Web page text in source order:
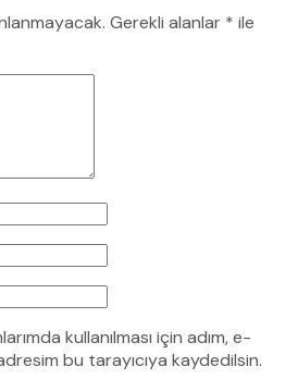
Gerekli alanlar * ile
kullanılması için adım, e-
bu tarayıcıya kaydedilsin.